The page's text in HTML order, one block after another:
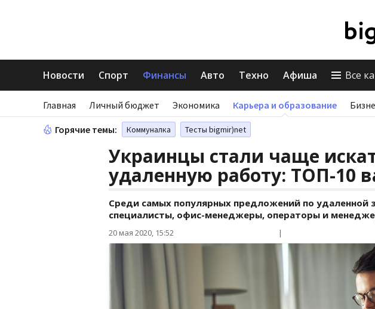
Новости Спорт Финансы Авто Техно Афиша Все
Главная Личный бюджет Экономика Карьера и образование
Горячие темы: Коммуналка Тесты bigmir)net
Украинцы стали чаще
удаленную работу: ТОП-10
Среди самых популярных предложений по удаленной
специалисты, офис-менеджеры, операторы и
20 мая 2020, 15:52 |